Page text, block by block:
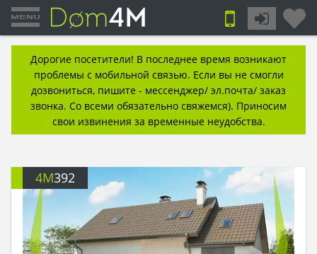
Дорогие посетители! В последнее время возникают
проблемы с мобильной связью. Если вы не смогли
дозвониться, пишите - мессенджер/ эл.почта/ заказ
звонка. Со всеми обязательно свяжемся). Приносим
свои извинения за временные неудобства.
4M392